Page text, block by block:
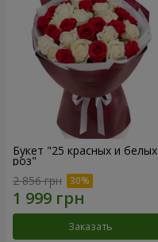
Букет "25 красных и белых
роз"
2 856 грн
Заказать